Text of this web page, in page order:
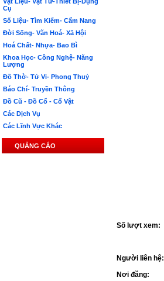
Cụ
Số Liệu- Tìm Kiếm- Cẩm Nang
Đời Sống- Văn Hoá- Xã Hội
Hoá Chất- Nhựa- Bao Bì
Khoa Học- Công Nghệ- Năng
Lượng
Đồ Thờ- Tử Vi- Phong Thuỷ
Báo Chí- Truyền Thông
Đồ Cũ - Đồ Cổ - Cổ Vật
Các Dịch Vụ
Các Lĩnh Vực Khác
QUẢNG CÁO
Số lượt xem:
Người liên hệ:
Nơi đăng: